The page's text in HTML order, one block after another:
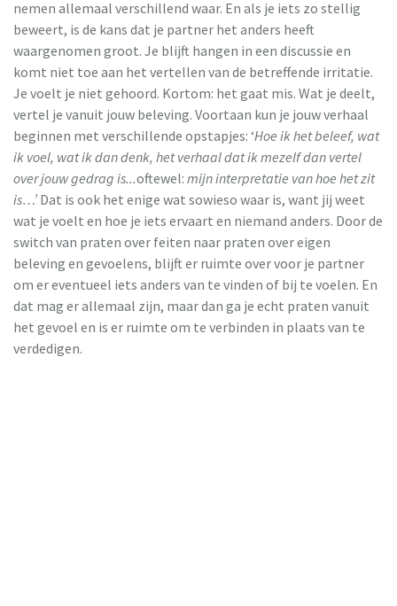
nemen allemaal verschillend waar. En als je iets zo stellig
beweert, is de kans dat je partner het anders heeft
waargenomen groot. Je blijft hangen in een discussie en
komt niet toe aan het vertellen van de betreffende irritatie.
Je voelt je niet gehoord. Kortom: het gaat mis. Wat je deelt,
vertel je vanuit jouw beleving. Voortaan kun je jouw verhaal
beginnen met verschillende opstapjes: ‘Hoe ik het beleef, wat
ik voel, wat ik dan denk, het verhaal dat ik mezelf dan vertel
over jouw gedrag is...oftewel: mijn interpretatie van hoe het zit
is…’ Dat is ook het enige wat sowieso waar is, want jij weet
wat je voelt en hoe je iets ervaart en niemand anders. Door de
switch van praten over feiten naar praten over eigen
beleving en gevoelens, blijft er ruimte over voor je partner
om er eventueel iets anders van te vinden of bij te voelen. En
dat mag er allemaal zijn, maar dan ga je echt praten vanuit
het gevoel en is er ruimte om te verbinden in plaats van te
verdedigen.